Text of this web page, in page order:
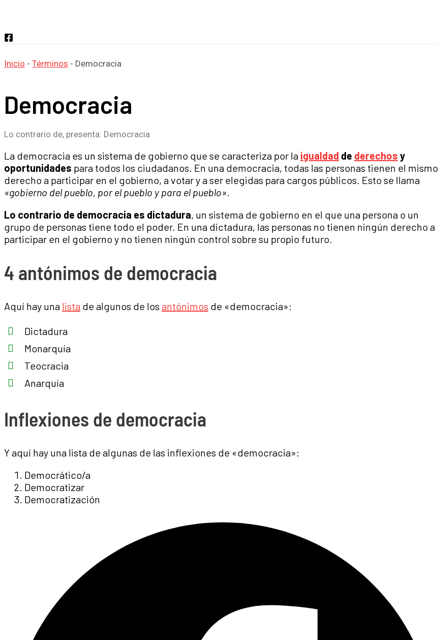
Inicio - Términos - Democracia
Democracia
Lo contrario de, presenta: Democracia
La democracia es un sistema de gobierno que se caracteriza por la igualdad de derechos y
oportunidades para todos los ciudadanos. En una democracia, todas las personas tienen el mismo
derecho a participar en el gobierno, a votar y a ser elegidas para cargos públicos. Esto se llama
«gobierno del pueblo, por el pueblo y para el pueblo».
Lo contrario de democracia es dictadura, un sistema de gobierno en el que una persona o un
grupo de personas tiene todo el poder. En una dictadura, las personas no tienen ningún derecho a
participar en el gobierno y no tienen ningún control sobre su propio futuro.
4 antónimos de democracia
Aquí hay una lista de algunos de los antónimos de «democracia»:
Dictadura
Monarquía
Teocracia
Anarquía
Inflexiones de democracia
Y aquí hay una lista de algunas de las inflexiones de «democracia»:
Democrático/a
Democratizar
Democratización